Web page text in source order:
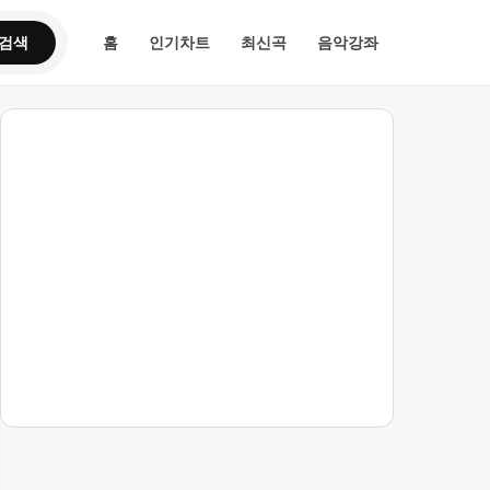
검색 홈 인기차트 최신곡 음악강좌